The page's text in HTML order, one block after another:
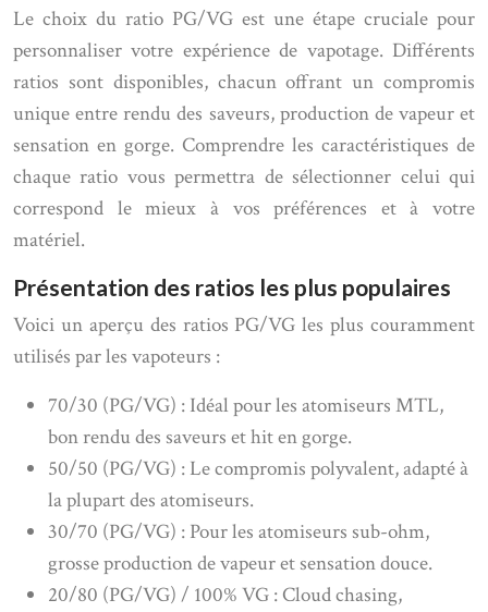
Le choix du ratio PG/VG est une étape cruciale pour
personnaliser votre expérience de vapotage. Différents
ratios sont disponibles, chacun offrant un compromis
unique entre rendu des saveurs, production de vapeur et
sensation en gorge. Comprendre les caractéristiques de
chaque ratio vous permettra de sélectionner celui qui
correspond le mieux à vos préférences et à votre
matériel.
Présentation des ratios les plus populaires
Voici un aperçu des ratios PG/VG les plus couramment
utilisés par les vapoteurs :
70/30 (PG/VG) : Idéal pour les atomiseurs MTL,
bon rendu des saveurs et hit en gorge.
50/50 (PG/VG) : Le compromis polyvalent, adapté à
la plupart des atomiseurs.
30/70 (PG/VG) : Pour les atomiseurs sub-ohm,
grosse production de vapeur et sensation douce.
20/80 (PG/VG) / 100% VG : Cloud chasing,